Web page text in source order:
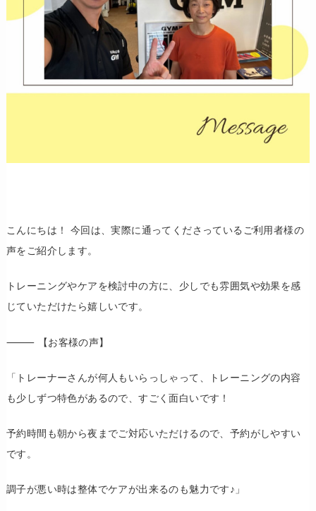
こんにちは！ 今回は、実際に通ってくださっているご利用者様の
声をご紹介します。
トレーニングやケアを検討中の方に、少しでも雰囲気や効果を感
じていただけたら嬉しいです。
⸻ 【お客様の声】
「トレーナーさんが何人もいらっしゃって、トレーニングの内容
も少しずつ特色があるので、すごく面白いです！
予約時間も朝から夜までご対応いただけるので、予約がしやすい
です。
調子が悪い時は整体でケアが出来るのも魅力です♪」